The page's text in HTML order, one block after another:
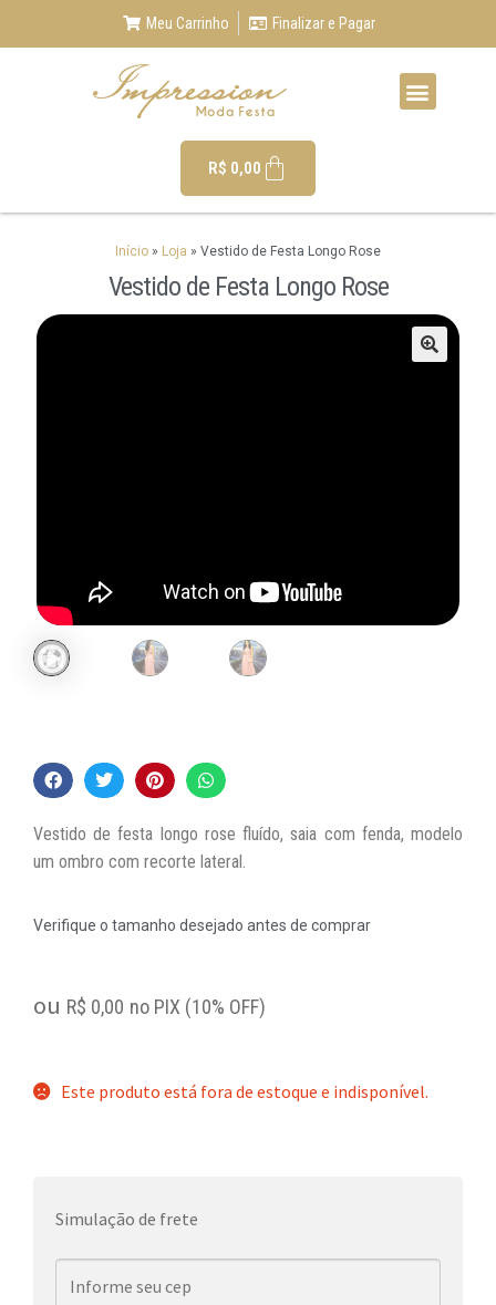
Meu Carrinho Finalizar e Pagar
R$ 0,00
Início » Loja » Vestido de Festa Longo Rose
Vestido de Festa Longo Rose
Vestido de festa longo rose fluído, saia com fenda, modelo
um ombro com recorte lateral.
Verifique o tamanho desejado antes de comprar
ou R$ 0,00 no PIX (10% OFF)
Este produto está fora de estoque e indisponível.
Simulação de frete